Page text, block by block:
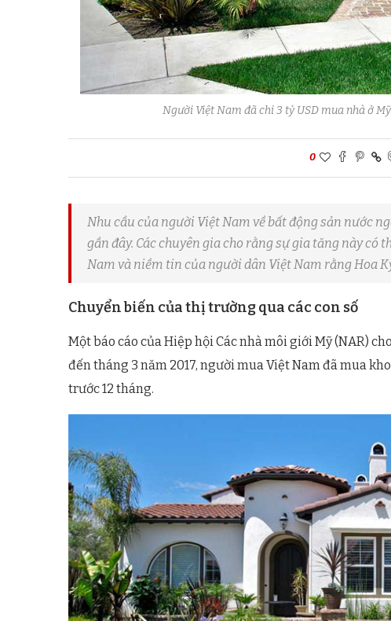
Người Việt Nam đã chi 3 tỷ USD mua nhà ở
0
Nhu cầu của người Việt Nam về bất động sản nước
gần đây. Các chuyên gia cho rằng sự gia tăng này
Nam và niềm tin của người dân Việt Nam rằng Hoa
Chuyển biến của thị trường qua các con số
Một báo cáo của Hiệp hội Các nhà môi giới Mỹ (NAR)
đến tháng 3 năm 2017, người mua Việt Nam đã mua
trước 12 tháng.